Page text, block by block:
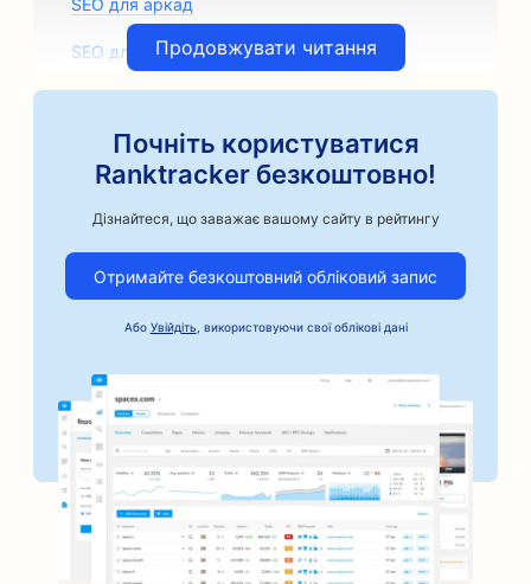
SEO для аркад
SEO для архітектурних фірм
SEO для магазинів автозапчастин
SEO для автомобільного бізнесу
SEO для послуг застави під заставу
SEO для банків
SEO для пекарень
SEO для перукарень
SEO для барбекю-барів
SEO для бутиків
Продовжувати читання
Почніть користуватися
Ranktracker безкоштовно!
Дізнайтеся, що заважає вашому сайту в рейтингу
Отримайте безкоштовний обліковий запис
Або Увійдіть , використовуючи свої облікові дані